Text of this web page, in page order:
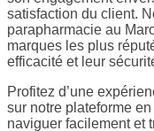
satisfaction du client.
parapharmacie au
marques les plus
efficacité et leur
Profitez d’une
sur notre plateforme
naviguer facilement et